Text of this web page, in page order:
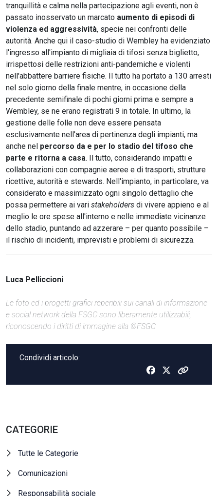
tranquillità e calma nella partecipazione agli eventi, non è
passato inosservato un marcato aumento di episodi di
violenza ed aggressività, specie nei confronti delle
autorità. Anche qui il caso-studio di Wembley ha evidenziato
l'ingresso all'impianto di migliaia di tifosi senza biglietto,
irrispettosi delle restrizioni anti-pandemiche e violenti
nell'abbattere barriere fisiche. Il tutto ha portato a 130 arresti
nel solo giorno della finale mentre, in occasione della
precedente semifinale di pochi giorni prima e sempre a
Wembley, se ne erano registrati 9 in totale. In ultimo, la
gestione delle folle non deve essere pensata
esclusivamente nell'area di pertinenza degli impianti, ma
anche nel percorso da e per lo stadio del tifoso che
parte e ritorna a casa. Il tutto, considerando impatti e
collaborazioni con compagnie aeree e di trasporti, strutture
ricettive, autorità e stewards. Nell'impianto, in particolare, va
considerato e massimizzato ogni singolo dettaglio che
possa permettere ai vari stakeholders di vivere appieno e al
meglio le ore spese all'interno e nelle immediate vicinanze
dello stadio, puntando ad azzerare – per quanto possibile –
il rischio di incidenti, imprevisti e problemi di sicurezza.
Luca Pelliccioni
Le foto ed i progetti grafici reperibili sui canali di informazione
e social network della FSGC sono liberamente utilizzabili,
riconoscendo i diritti di immagine alla ©FSGC
Condividi articolo:
CATEGORIE
Tutte le Categorie
Comunicazioni
Responsabilità sociale